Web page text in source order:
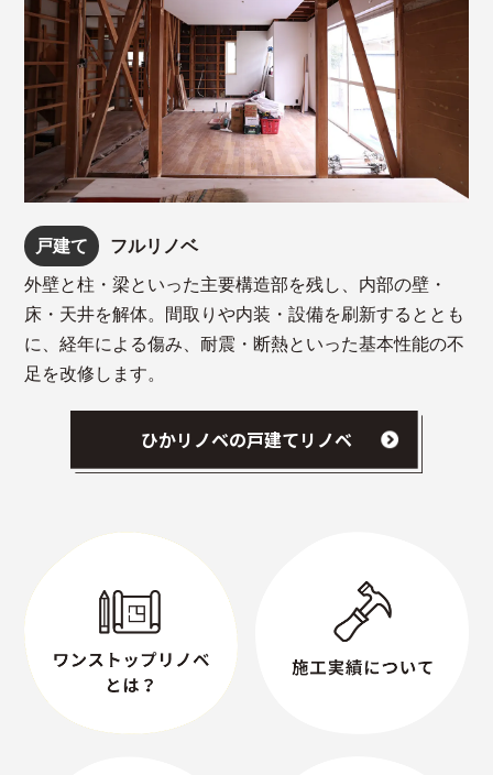
戸建て フルリノベ
外壁と柱・梁といった主要構造部を残し、内部の壁・
床・天井を解体。間取りや内装・設備を刷新するととも
に、経年による傷み、耐震・断熱といった基本性能の不
足を改修します。
ひかリノベの戸建てリノベ